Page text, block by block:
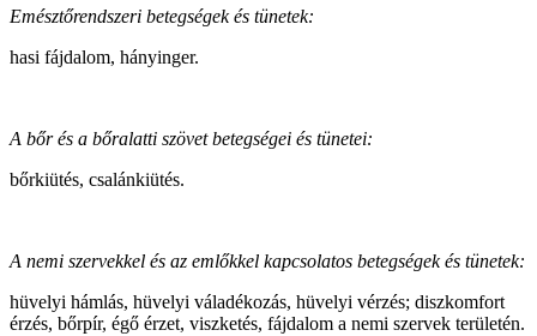
Emésztőrendszeri betegségek és tünetek:
hasi fájdalom, hányinger.
A bőr és a bőralatti szövet betegségei és tünetei:
bőrkiütés, csalánkiütés.
A nemi szervekkel és az emlőkkel kapcsolatos betegségek és tünetek:
hüvelyi hámlás, hüvelyi váladékozás, hüvelyi vérzés; diszkomfort
érzés, bőrpír, égő érzet, viszketés, fájdalom a nemi szervek területén.